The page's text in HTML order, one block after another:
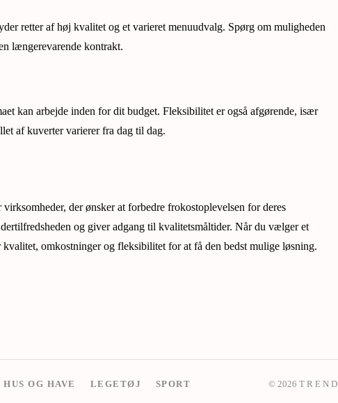
retter af høj kvalitet og et varieret menuudvalg. Spørg om muligheden
længerevarende kontrakt.
kan arbejde inden for dit budget. Fleksibilitet er også afgørende, især
af kuverter varierer fra dag til dag.
der ønsker at forbedre frokostoplevelsen for deres
og giver adgang til kvalitetsmåltider. Når du vælger et
omkostninger og fleksibilitet for at få den bedst mulige løsning.
HUS OG HAVE LEGETØJ SPORT © 2026 T R E N D